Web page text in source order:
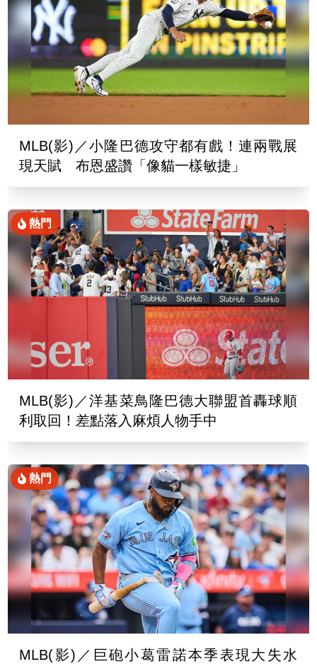
MLB(影)／小隆巴德攻守都有戲！連兩戰展
現天賦 布恩盛讚「像貓一樣敏捷」
熱門
MLB(影)／洋基菜鳥隆巴德大聯盟首轟球順
利取回！差點落入麻煩人物手中
熱門
MLB(影)／巨砲小葛雷諾本季表現大失水